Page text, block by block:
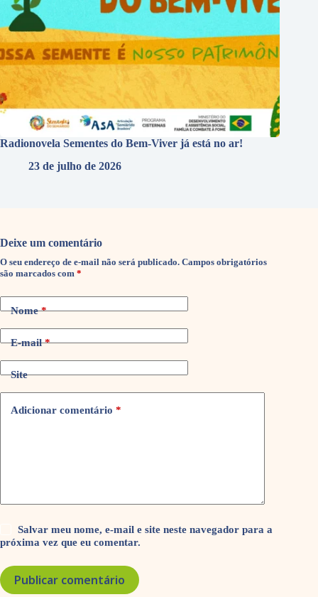
Radionovela Sementes do Bem-Viver já está no ar!
23 de julho de 2026
Deixe um comentário
O seu endereço de e-mail não será publicado. Campos obrigatórios
são marcados com *
Nome*
E-mail*
Site
Adicionar comentário *
Salvar meu nome, e-mail e site neste navegador para a
próxima vez que eu comentar.
Publicar comentário